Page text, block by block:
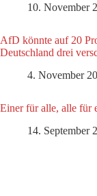
10. November
AfD könnte auf 20
Deutschland drei
4. November
Einer für alle, alle für
14. September